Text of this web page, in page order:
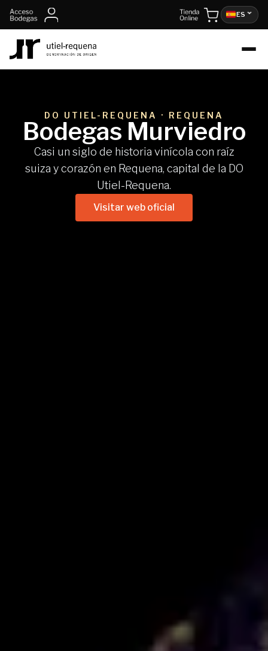
contenido
ES
DO UTIEL-REQUENA · REQUENA
Bodegas Murviedro
Casi un siglo de historia vinícola con raíz
suiza y corazón en Requena, capital de la DO
Utiel-Requena.
Visitar web oficial